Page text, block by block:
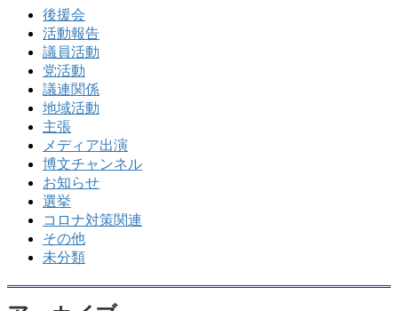
後援会
活動報告
議員活動
党活動
議連関係
地域活動
主張
メディア出演
博文チャンネル
お知らせ
選挙
コロナ対策関連
その他
未分類